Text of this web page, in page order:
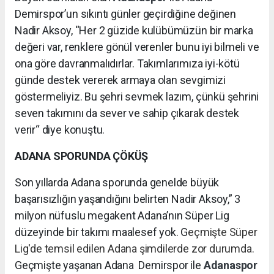
Demirspor’un sıkıntı günler geçirdiğine değinen
Nadir Aksoy, “Her 2 güzide kulübümüzün bir marka
değeri var, renklere gönül verenler bunu iyi bilmeli ve
ona göre davranmalıdırlar. Takımlarımıza iyi-kötü
günde destek vererek armaya olan sevgimizi
göstermeliyiz. Bu şehri sevmek lazım, çünkü şehrini
seven takımını da sever ve sahip çıkarak destek
verir“ diye konuştu.
ADANA SPORUNDA ÇÖKÜŞ
Son yıllarda Adana sporunda genelde büyük
başarısızlığın yaşandığını belirten Nadir Aksoy,” 3
milyon nüfuslu megakent Adana’nın Süper Lig
düzeyinde bir takımı maalesef yok. Geçmişte Süper
Lig'de temsil edilen Adana şimdilerde zor durumda.
Geçmişte yaşanan Adana Demirspor ile Adanaspor